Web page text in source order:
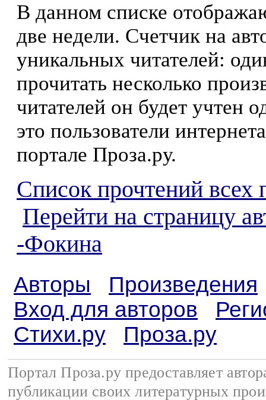
В данном списке
две недели. Счетчик на
уникальных читателей:
прочитать несколько
читателей он будет учтен
это пользователи
портале Проза.ру.
Список прочтений всех
Перейти на страницу
-Фокина
Авторы
Произведения
Вход для авторов
Стихи.ру
Проза.ру
Портал Проза.ру предоставляет
публикации своих литературных